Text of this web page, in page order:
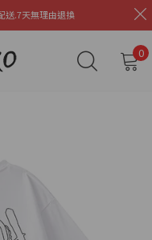
送.7天無理由退換
0